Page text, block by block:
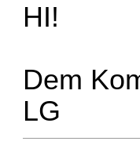
HI!
Dem
LG